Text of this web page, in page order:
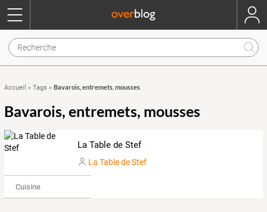
Accueil » Tags » Bavarois, entremets, mousses
Bavarois, entremets, mousses
La Table de Stef
La Table de Stef
Cuisine